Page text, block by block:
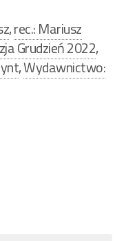
,rec.: Mariusz
Grudzień 2022,
,Wydawnictwo: